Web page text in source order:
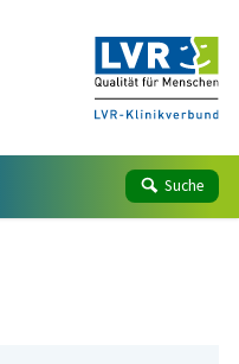
Suche